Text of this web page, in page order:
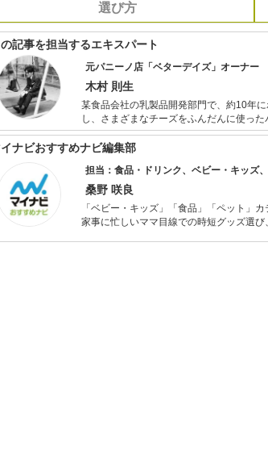
選び方
記事を担当するエキスパート
元パニーノ店「ベターデイズ」オーナー
木村 則生
某食品会社の乳製品開発部門で、約10年
し、さまざまなチーズをふんだんに使っ
イズ」をオープン。 約10年間営業するも、ファンに惜し
イッチノート」柴田書店、「サンドイッ
ナビおすすめナビ編集部
担当：食品・ドリンク、ベビー・キッズ
桑野 咲良
「ベビー・キッズ」「食品」「ペット」
家事に忙しいママ目線での時短グッズ選